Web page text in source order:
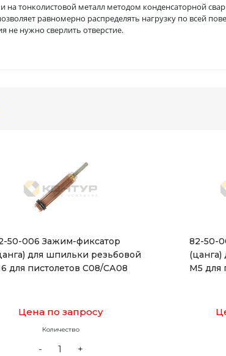
на тонколистовой металл методом конденсаторной
равномерно распределять нагрузку по всей
нужно сверлить отверстие.
50-006 Зажим-фиксатор
для шпильки резьбовой
для пистолетов С08/СА08
Цена по запросу
Количество
- +
82-50-
М5 для